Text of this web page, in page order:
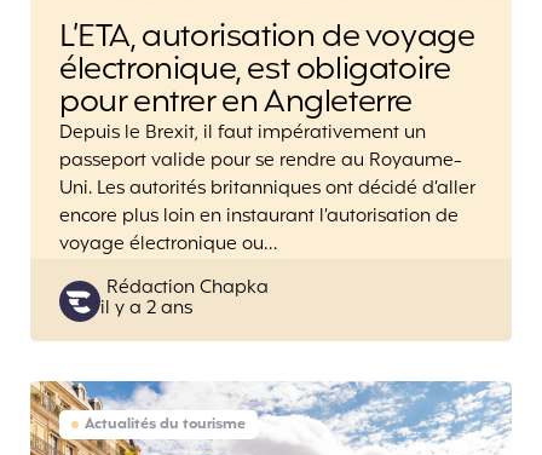
L’ETA, autorisation de voyage
électronique, est obligatoire
pour entrer en Angleterre
Depuis le Brexit, il faut impérativement un
passeport valide pour se rendre au Royaume-
Uni. Les autorités britanniques ont décidé d’aller
encore plus loin en instaurant l’autorisation de
voyage électronique ou…
Posted
by
Rédaction Chapka
il y a 2 ans
Actualités du tourisme